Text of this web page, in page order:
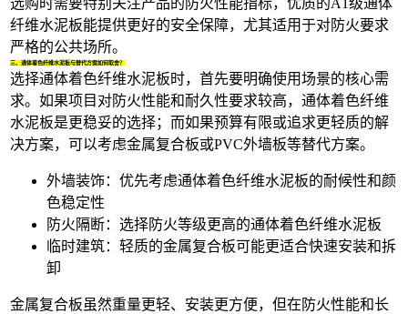
选购时需要特别关注产品的防火性能指标，优质的A1级通体
纤维水泥板能提供更好的安全保障，尤其适用于对防火要求
严格的公共场所。
三、通体着色纤维水泥板与替代方案如何取舍？
选择通体着色纤维水泥板时，首先要明确使用场景的核心需
求。如果项目对防火性能和耐久性要求较高，通体着色纤维
水泥板是更稳妥的选择；而如果预算有限或追求更轻质的解
决方案，可以考虑金属复合板或PVC外墙板等替代方案。
外墙装饰：优先考虑通体着色纤维水泥板的耐候性和颜
色稳定性
防火隔断：选择防火等级更高的通体着色纤维水泥板
临时建筑：轻质的金属复合板可能更适合快速安装和拆
卸
金属复合板虽然重量更轻、安装更方便，但在防火性能和长